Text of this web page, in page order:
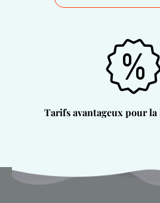
Tarifs avantageux pour